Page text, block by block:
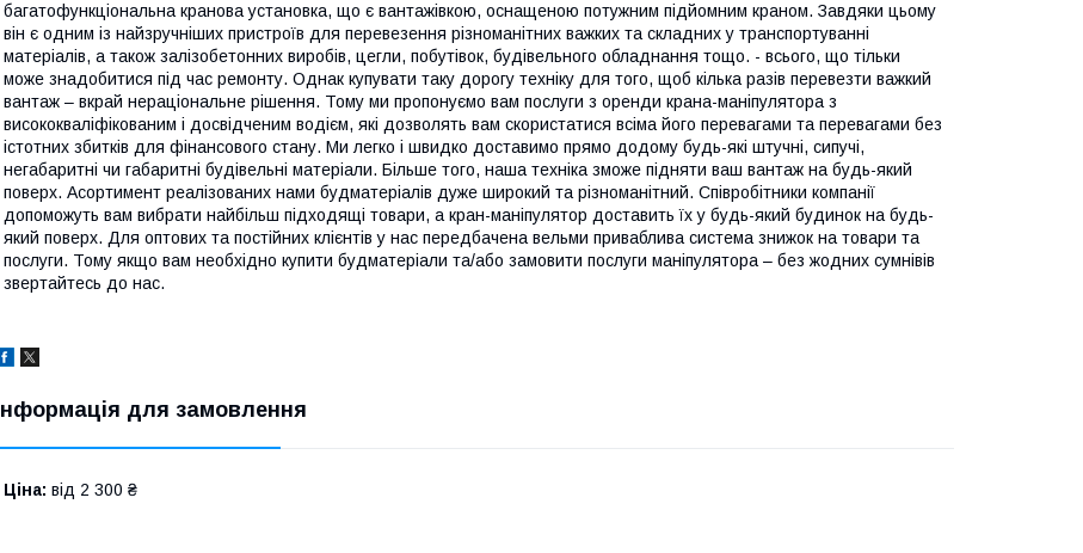
багатофункціональна кранова установка, що є вантажівкою, оснащеною потужним підйомним краном. Завдяки цьому
він є одним із найзручніших пристроїв для перевезення різноманітних важких та складних у транспортуванні
матеріалів, а також залізобетонних виробів, цегли, побутівок, будівельного обладнання тощо. - всього, що тільки
може знадобитися під час ремонту. Однак купувати таку дорогу техніку для того, щоб кілька разів перевезти важкий
вантаж – вкрай нераціональне рішення. Тому ми пропонуємо вам послуги з оренди крана-маніпулятора з
висококваліфікованим і досвідченим водієм, які дозволять вам скористатися всіма його перевагами та перевагами без
істотних збитків для фінансового стану. Ми легко і швидко доставимо прямо додому будь-які штучні, сипучі,
негабаритні чи габаритні будівельні матеріали. Більше того, наша техніка зможе підняти ваш вантаж на будь-який
поверх. Асортимент реалізованих нами будматеріалів дуже широкий та різноманітний. Співробітники компанії
допоможуть вам вибрати найбільш підходящі товари, а кран-маніпулятор доставить їх у будь-який будинок на будь-
який поверх. Для оптових та постійних клієнтів у нас передбачена вельми приваблива система знижок на товари та
послуги. Тому якщо вам необхідно купити будматеріали та/або замовити послуги маніпулятора – без жодних сумнівів
звертайтесь до нас.
Інформація для замовлення
Ціна: від 2 300 ₴